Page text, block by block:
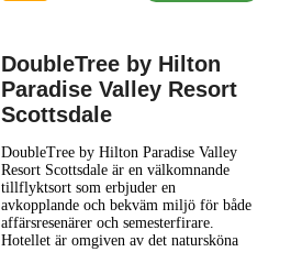
DoubleTree by Hilton
Paradise Valley Resort
Scottsdale
DoubleTree by Hilton Paradise Valley
Resort Scottsdale är en välkomnande
tillflyktsort som erbjuder en
avkopplande och bekväm miljö för både
affärsresenärer och semesterfirare.
Hotellet är omgiven av det natursköna